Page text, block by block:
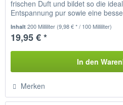
frischen Duft und bildet so die
Entspannung pur sowie eine
Inhalt200 Milliliter (9,98 € * / 100 Milliliter)
19,95 € *
In den
Merken